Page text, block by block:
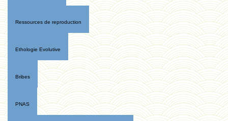
Ressources de reproduction
Ethologie Evolutive
Bribes
PNAS